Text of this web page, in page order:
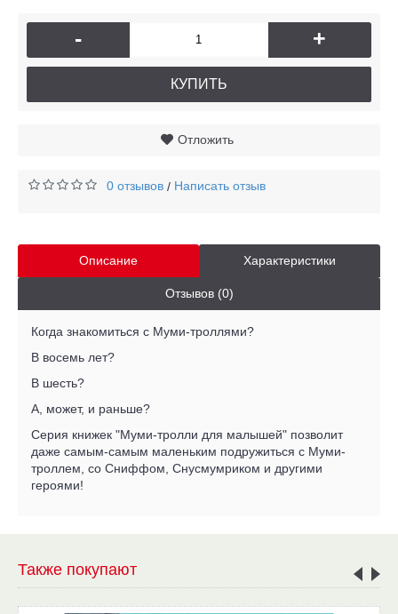
- +
КУПИТЬ
Отложить
0 отзывов / Написать отзыв
Описание Характеристики
Отзывов (0)
Когда знакомиться с Муми-троллями?
В восемь лет?
В шесть?
А, может, и раньше?
Серия книжек "Муми-тролли для малышей" позволит
даже самым-самым маленьким подружиться с Муми-
троллем, со Сниффом, Снусмумриком и другими
героями!
Также покупают